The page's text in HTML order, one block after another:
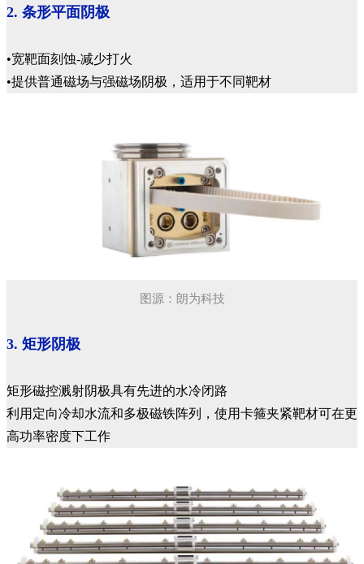
2. 条形平面阴极
•宽靶面刻蚀-减少打火
•提供普通磁场与强磁场阴极，适用于不同靶材
图源：朗为科技
3. 矩形阴极
矩形磁控溅射阴极具有先进的水冷闭路
利用定向冷却水流和多极磁铁阵列，使用卡箍夹紧靶材可在更
高功率密度下工作